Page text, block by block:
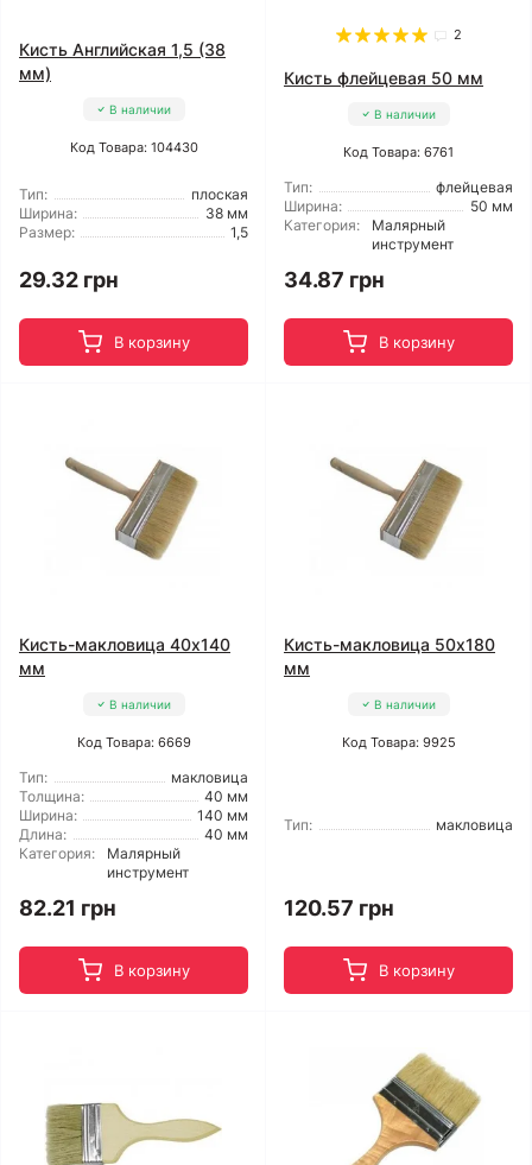
Кисть Английская 1,5 (38
мм)
В наличии
Код Товара: 104430
Тип:
плоская
Ширина:
38 мм
Размер:
1,5
29.32 грн
В корзину
2
Кисть флейцевая 50 мм
В наличии
Код Товара: 6761
Тип:
флейцевая
Ширина:
50 мм
Категория:
Малярный
инструмент
34.87 грн
В корзину
Кисть-макловица 40x140
мм
В наличии
Код Товара: 6669
Тип:
макловица
Толщина:
40 мм
Ширина:
140 мм
Длина:
40 мм
Категория:
Малярный
инструмент
82.21 грн
В корзину
Кисть-макловица 50x180
мм
В наличии
Код Товара: 9925
Тип: макловица
120.57 грн
В корзину